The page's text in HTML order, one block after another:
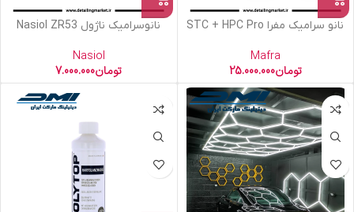
نانو سرامیک مفرا STC + HPC Pro
Mafra
تومان25.000.000
نانوسرامیک ناژول Nasiol ZR53
Nasiol
تومان7.000.000